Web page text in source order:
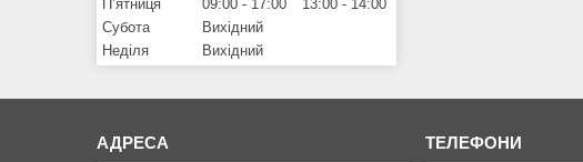
Пʼятниця
09:00 17:00 13:00
14:00
Субота
Вихідний
Неділя
Вихідний